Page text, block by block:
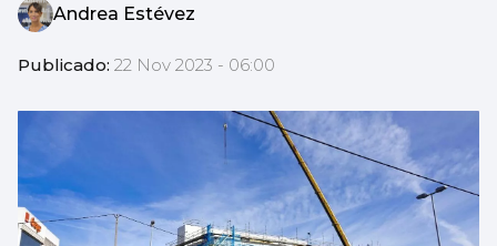
Andrea Estévez
Publicado: 22 Nov 2023 - 06:00